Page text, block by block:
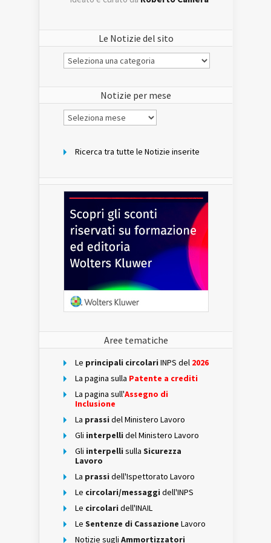
Le Notizie del sito
Le
Notizie
Notizie per mese
Notizie
per
Ricerca tra tutte le Notizie inserite
Aree tematiche
Le principali circolari INPS del 2026
La pagina sulla Patente a crediti
La pagina sull'Assegno di
Inclusione
La prassi del Ministero Lavoro
Gli interpelli del Ministero Lavoro
Gli interpelli sulla Sicurezza
Lavoro
La prassi dell'Ispettorato Lavoro
Le circolari/messaggi dell'INPS
Le circolari dell'INAIL
Le Sentenze di Cassazione Lavoro
Notizie sugli Ammortizzatori